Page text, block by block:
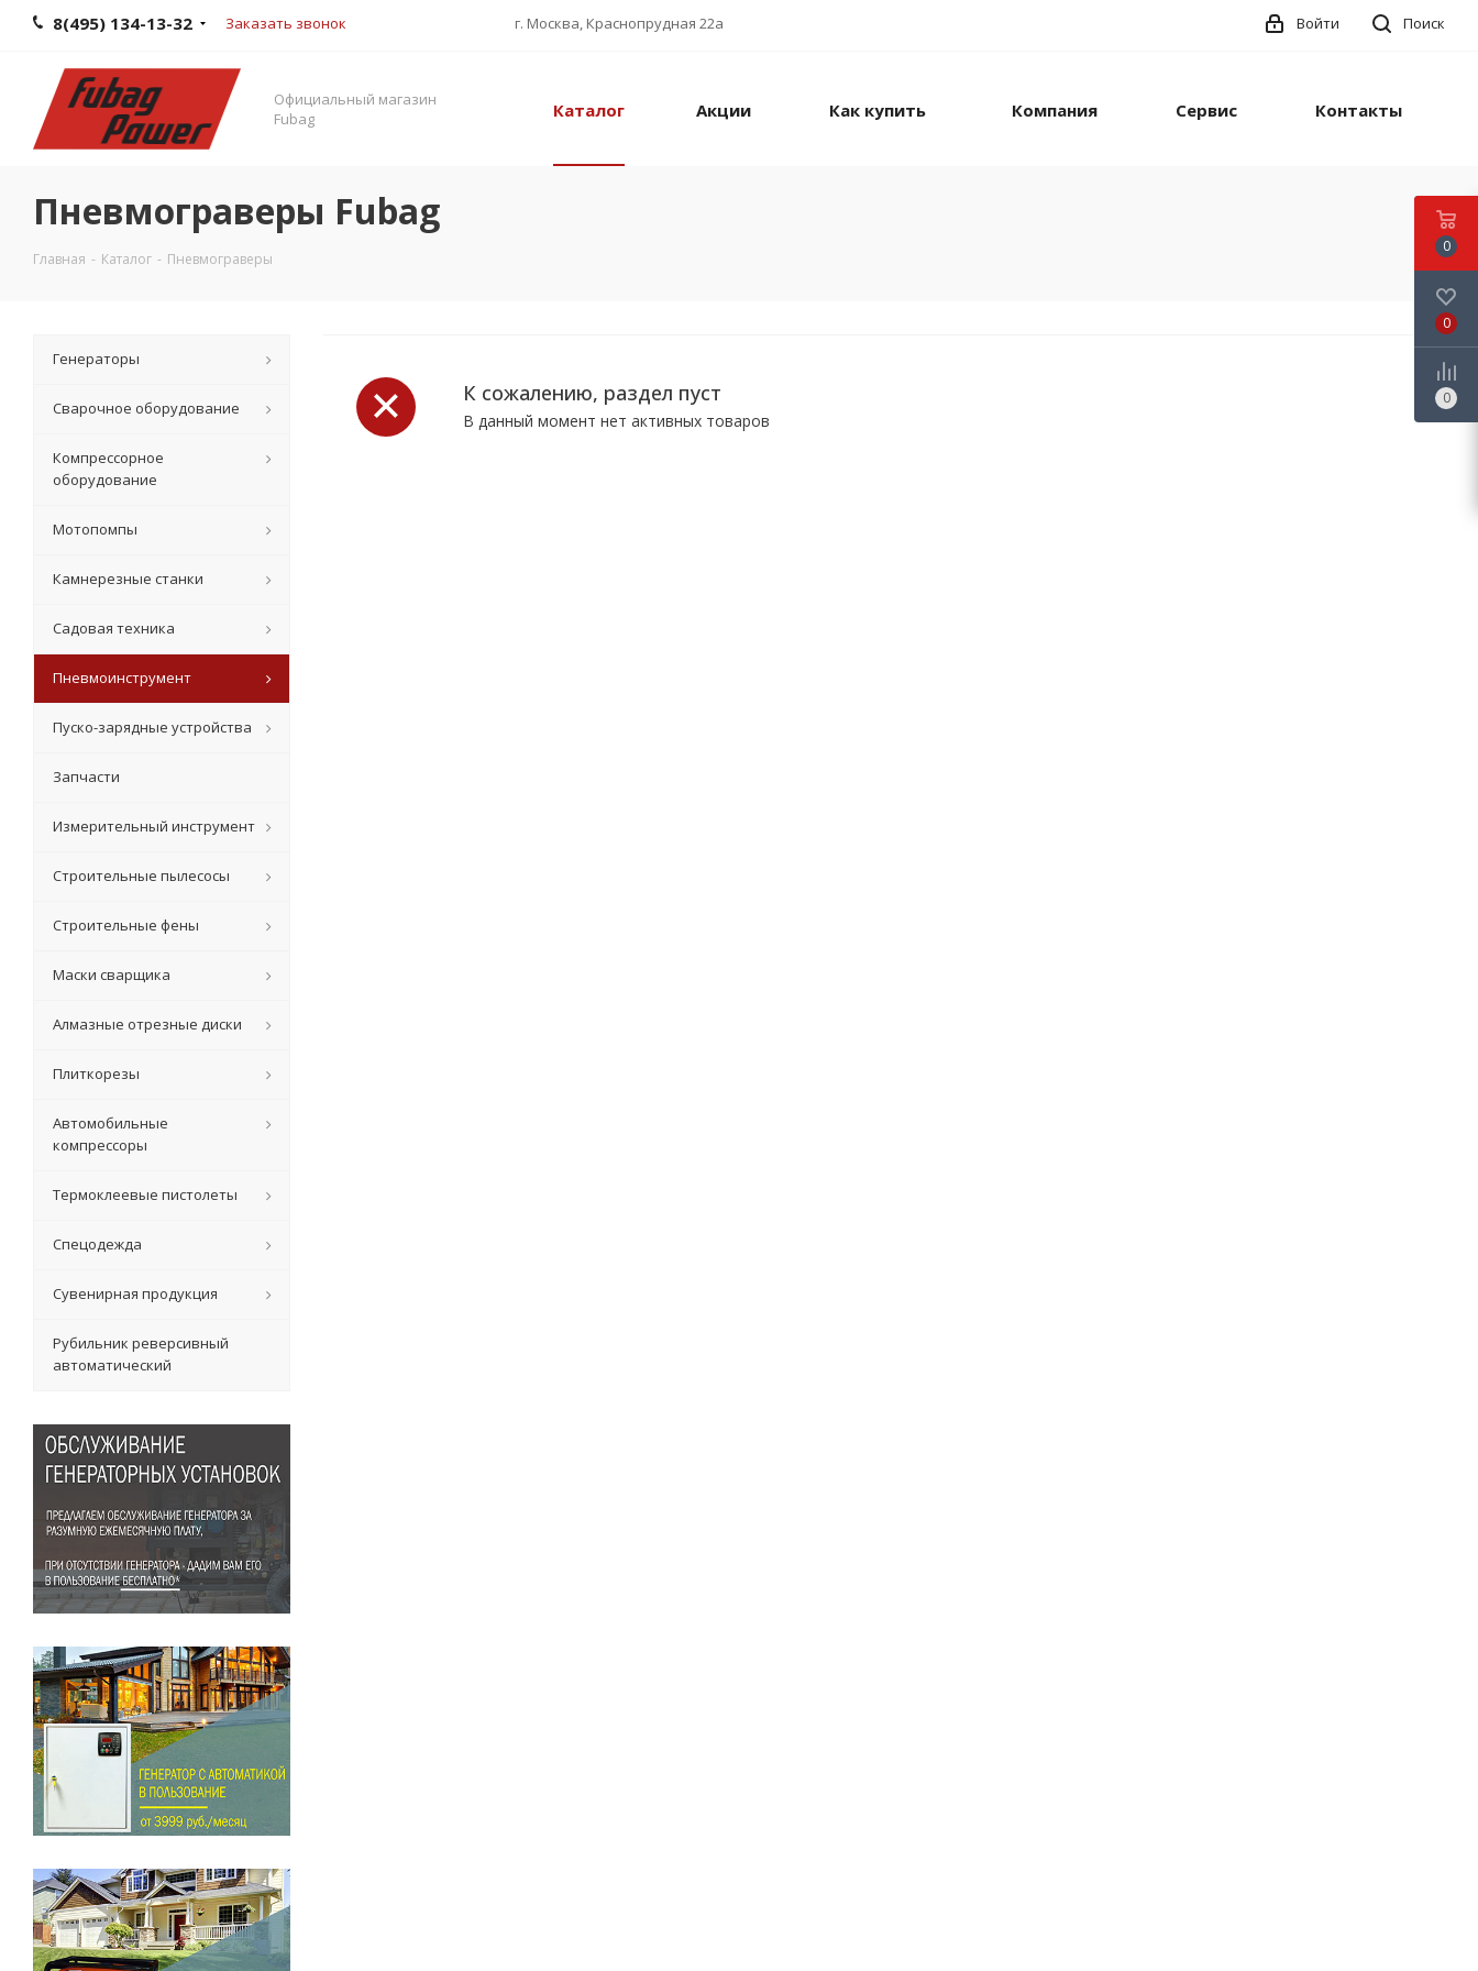
8(495) 134-13-32 Заказать звонок г. Москва, Краснопрудная 22а Поиск
Войти
Официальный магазин
Fubag
Каталог Акции Как купить Компания Сервис Контакты
Пневмограверы Fubag
Главная - Каталог - Пневмограверы
К сожалению, раздел пуст
В данный момент нет активных товаров
Генераторы
Сварочное оборудование
Компрессорное
оборудование
Мотопомпы
Камнерезные станки
Садовая техника
Пневмоинструмент
Пуско-зарядные устройства
Запчасти
Измерительный инструмент
Строительные пылесосы
Строительные фены
Маски сварщика
Алмазные отрезные диски
Плиткорезы
Автомобильные
компрессоры
Термоклеевые пистолеты
Спецодежда
Сувенирная продукция
Рубильник реверсивный
автоматический
0
0
0